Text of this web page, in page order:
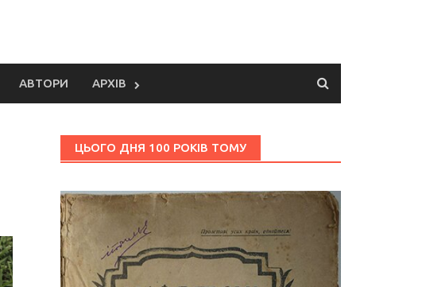
АВТОРИ АРХІВ
ЦЬОГО ДНЯ 100 РОКІВ ТОМУ